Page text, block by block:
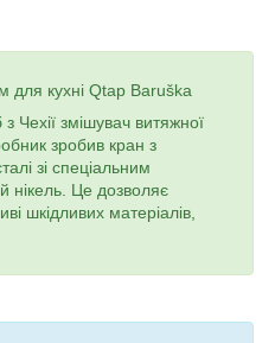
для кухні Qtap Baruška
Чехії змішувач витяжної
зробив кран з
зі спеціальним
нікель. Це дозволяє
шкідливих матеріалів,